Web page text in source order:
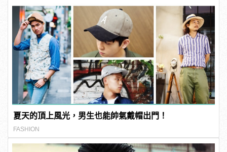
夏天的頂上風光，男生也能帥氣戴帽出門！
FASHION